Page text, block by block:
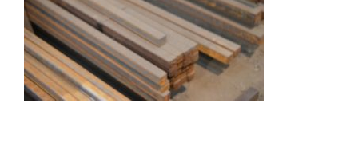
Autres produits
Boulonnerie spéciale